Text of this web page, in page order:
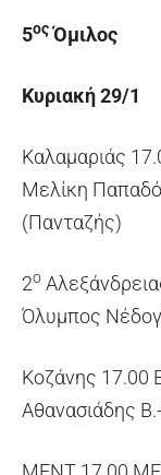
5οςΌμιλος
Κυριακή 29/1
Καλαμαριάς
Μελίκη
(Πανταζής)
2ο
Όλυμπος
Κοζάνης 17.00
Αθανασιάδης